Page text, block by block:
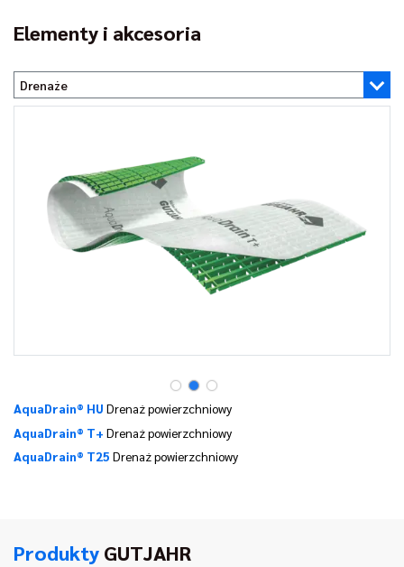
Elementy i akcesoria
Drenaże
AquaDrain® HU Drenaż powierzchniowy
AquaDrain® T+ Drenaż powierzchniowy
AquaDrain® T25 Drenaż powierzchniowy
Produkty GUTJAHR